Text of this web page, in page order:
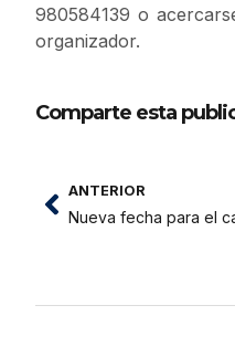
980584139 o
organizador.
Comparte esta
ANTERIOR
Nueva fecha para el